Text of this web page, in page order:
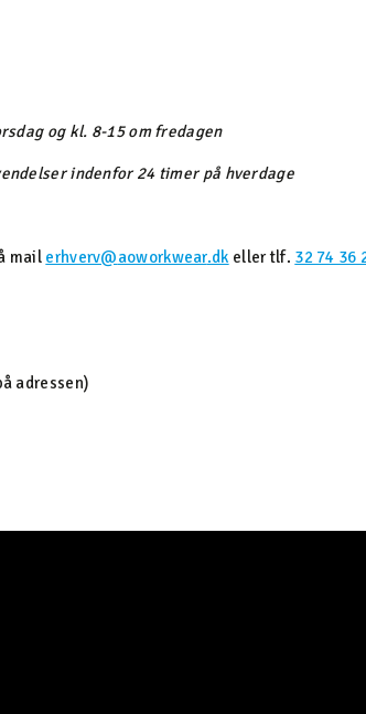
og kl. 8-15 om fredagen
indenfor 24 timer på hverdage
mail erhverv@aoworkwear.dk eller tlf. 32 74 36
adressen)